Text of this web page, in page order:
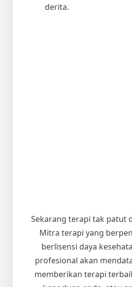
derita.
Sekarang terapi tak patut
Mitra terapi yang
berlisensi daya
profesional akan
memberikan terapi